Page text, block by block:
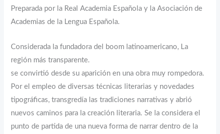
Preparada por la Real Academia Española y la Asociación de
Academias de la Lengua Española.
Considerada la fundadora del boom latinoamericano, La
región más transparente.
se convirtió desde su aparición en una obra muy rompedora.
Por el empleo de diversas técnicas literarias y novedades
tipográficas, transgredía las tradiciones narrativas y abrió
nuevos caminos para la creación literaria. Se la considera el
punto de partida de una nueva forma de narrar dentro de la